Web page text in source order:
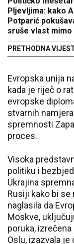
Pljevljima: kako
Potparić
sruše vlast mimo
građana
PRETHODNA
Evropska unija
kada je riječ o
evropske
stvarnih
spremnosti
proces.
Visoka
politiku i
Ukrajina
Rusiji kako bi
naglasila da
Moskve,
poruka,
Oslu, izazvala